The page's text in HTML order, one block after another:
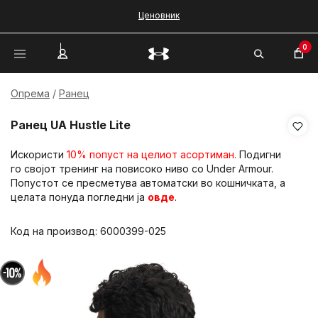
Ценовник
0
Опрема Ранец
Ранец UA Hustle Lite
Искористи 10% попуст на целиот асортиман. Подигни
го својот тренинг на повисоко ниво со Under Armour.
Попустот се пресметува автоматски во кошничката, а
целата понуда погледни ја овде.
Код на производ: 6000399-025